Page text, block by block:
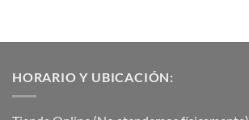
HORARIO Y UBICACIÓN: